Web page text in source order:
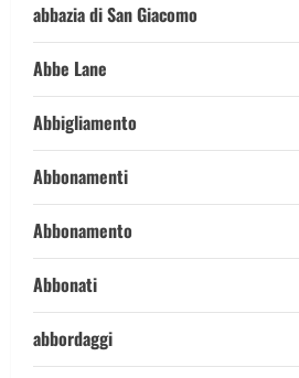
abbazia di San Giacomo
Abbe Lane
Abbigliamento
Abbonamenti
Abbonamento
Abbonati
abbordaggi